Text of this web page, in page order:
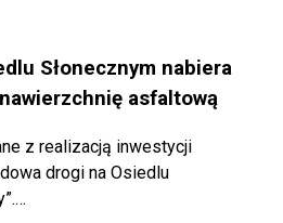
Słonecznym nabiera
asfaltową
z realizacją inwestycji
drogi na Osiedlu